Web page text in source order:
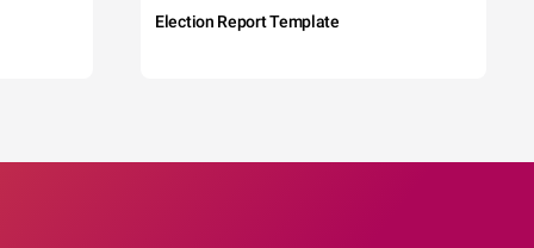
Election Report Template